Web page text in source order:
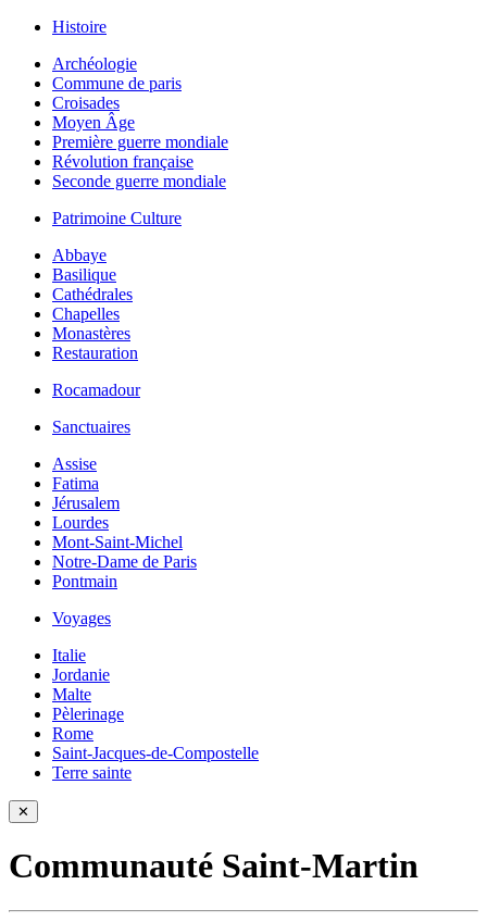
Histoire
Archéologie
Commune de paris
Croisades
Moyen Âge
Première guerre mondiale
Révolution française
Seconde guerre mondiale
Patrimoine Culture
Abbaye
Basilique
Cathédrales
Chapelles
Monastères
Restauration
Rocamadour
Sanctuaires
Assise
Fatima
Jérusalem
Lourdes
Mont-Saint-Michel
Notre-Dame de Paris
Pontmain
Voyages
Italie
Jordanie
Malte
Pèlerinage
Rome
Saint-Jacques-de-Compostelle
Terre sainte
✕
Communauté Saint-Martin